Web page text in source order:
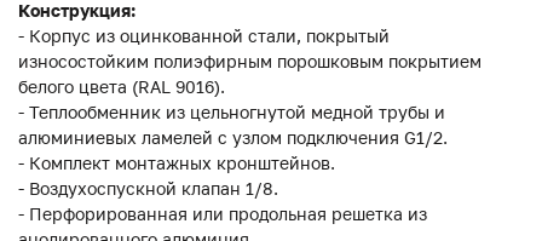
Конструкция:
- Корпус из оцинкованной стали, покрытый
износостойким полиэфирным порошковым покрытием
белого цвета (RAL 9016).
- Теплообменник из цельногнутой медной трубы и
алюминиевых ламелей с узлом подключения G1/2.
- Комплект монтажных кронштейнов.
- Воздухоспускной клапан 1/8.
- Перфорированная или продольная решетка из